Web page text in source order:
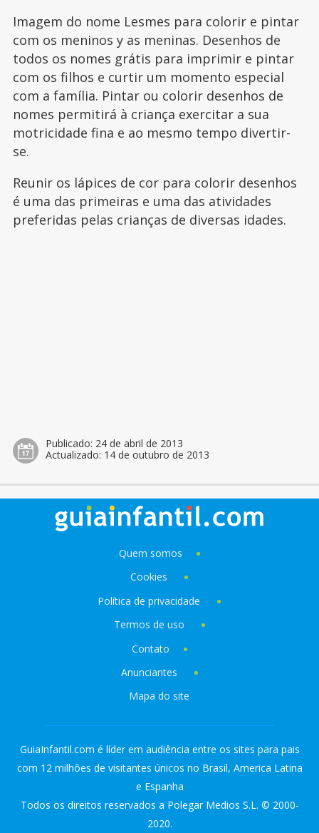
Imagem do nome Lesmes para colorir e pintar
com os meninos y as meninas. Desenhos de
todos os nomes grátis para imprimir e pintar
com os filhos e curtir um momento especial
com a família. Pintar ou colorir desenhos de
nomes permitirá à criança exercitar a sua
motricidade fina e ao mesmo tempo divertir-
se.
Reunir os lápices de cor para colorir desenhos
é uma das primeiras e uma das atividades
preferidas pelas crianças de diversas idades.
Publicado: 24 de abril de 2013
Actualizado: 14 de outubro de 2013
Quem somos
Cookies
Política de privacidade
Termos de uso
Contato
Anunciantes
Mapa do site
GuiaInfantil.com é líder em audiência entre os sites para pais
com 12 milhões de visitantes únicos no Brasil, America Latina
e Espanha
Todos os direitos reservados a Polegar Medios S.L. © 2000-
2020.